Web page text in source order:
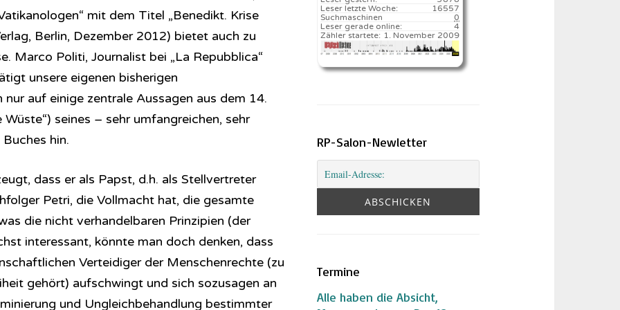
mit dem Titel „Benedikt. Krise
Berlin, Dezember 2012) bietet auch zu
Marco Politi, Journalist bei „La Repubblica“
unsere eigenen bisherigen
auf einige zentrale Aussagen aus dem 14.
seines – sehr umfangreichen, sehr
hin.
dass er als Papst, d.h. als Stellvertreter
Petri, die Vollmacht hat, die gesamte
die nicht verhandelbaren Prinzipien (der
interessant, könnte man doch denken, dass
Verteidiger der Menschenrechte (zu
gehört) aufschwingt und sich sozusagen an
und Ungleichbehandlung bestimmter
16557️
Leser letzte Woche:
0
Suchmaschinen
4
Leser gerade online:
1. November 2009
Zähler startete:
RP-Salon-Newletter
Termine
Alle haben die Absicht,